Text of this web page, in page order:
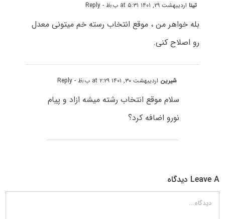
تینااردیبهشت ۲۹, ۱۴۰۱ at ۵:۳۱ ب٫ظ - Reply
بله خواهر من ، موقع انتخاب رسته خم میتونی معدل
رو اصلاح کنی.
شیرین اردیبهشت ۳۰, ۱۴۰۱ at ۲:۲۹ ب٫ظ - Reply
سلام موقع انتخاب رشته میشه ازاد و پیام
نورو اضافه کرد؟
Leave A دیدگاه
دیدگاه